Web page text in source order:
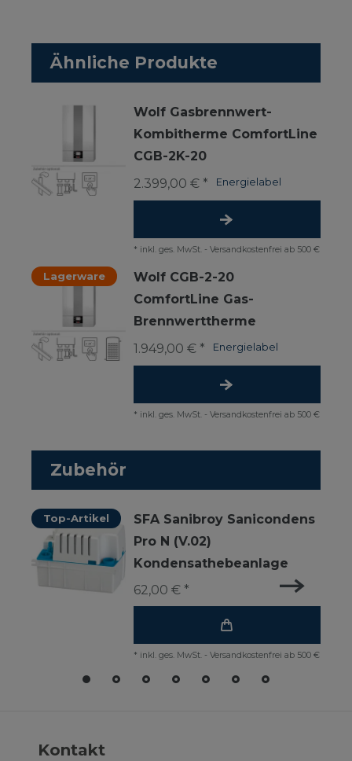
Ähnliche Produkte
Wolf Gasbrennwert-
Kombitherme ComfortLine
CGB-2K-20
Energielabel
2.399,00 € *
* inkl. ges. MwSt. - Versandkostenfrei ab 500 €
Lagerware
Wolf CGB-2-20
ComfortLine Gas-
Brennwerttherme
Energielabel
1.949,00 € *
* inkl. ges. MwSt. - Versandkostenfrei ab 500 €
Zubehör
Top-Artikel
SFA Sanibroy Sanicondens
Pro N (V.02)
Kondensathebeanlage
62,00 € *
* inkl. ges. MwSt. - Versandkostenfrei ab 500 €
Kontakt